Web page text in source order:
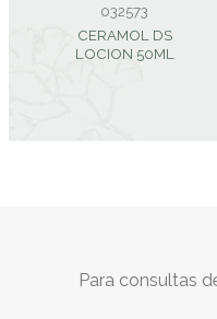
032573
CERAMOL DS
LOCION 50ML
Para consultas